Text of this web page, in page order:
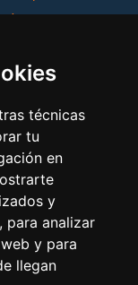
técnicas
tu
en
y
para analizar
y para
llegan
de uso
Combinados
de cookies
cookies